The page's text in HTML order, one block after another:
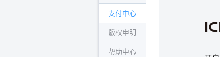
支付中心
版权申明
帮助中心